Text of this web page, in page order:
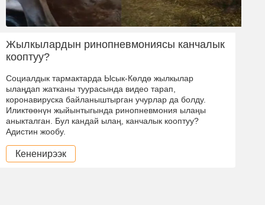
Жылкылардын ринопневмониясы канчалык
кооптуу?
Социалдык тармактарда Ысык-Көлдө жылкылар
ылаңдап жатканы туурасында видео тарап,
коронавируска байланыштырган учурлар да болду.
Иликтөөнүн жыйынтыгында ринопневмония ылаңы
аныкталган. Бул кандай ылаң, канчалык кооптуу?
Адистин жообу.
Кененирээк